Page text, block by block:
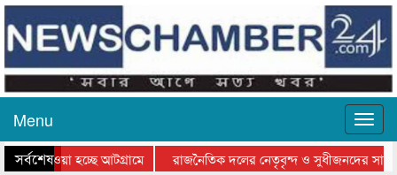
Menu
সর্বশেষ
যাওয়া হচ্ছে আটগ্রামে
রাজনৈতিক দলের নেতৃবৃন্দ ও সুধীজনদের সাথে